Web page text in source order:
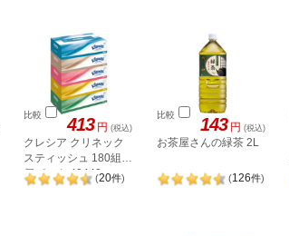
比較 413 円 (税込)
クレシア クリネック
スティッシュ 180組 5
個パック 40442
(20件)
比較 143 円 (税込)
お茶屋さんの緑茶 2L
(126件)